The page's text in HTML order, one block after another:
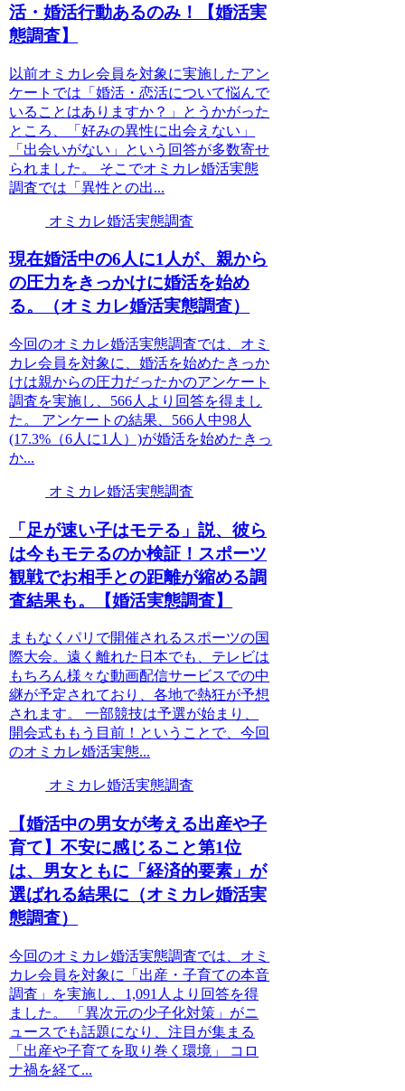
活・婚活行動あるのみ！【婚活実
態調査】
以前オミカレ会員を対象に実施したアン
ケートでは「婚活・恋活について悩んで
いることはありますか？」とうかがった
ところ、「好みの異性に出会えない」
「出会いがない」という回答が多数寄せ
られました。 そこでオミカレ婚活実態
調査では「異性との出...
オミカレ婚活実態調査
現在婚活中の6人に1人が、親から
の圧力をきっかけに婚活を始め
る。（オミカレ婚活実態調査）
今回のオミカレ婚活実態調査では、オミ
カレ会員を対象に、婚活を始めたきっか
けは親からの圧力だったかのアンケート
調査を実施し、566人より回答を得まし
た。 アンケートの結果、566人中98人
(17.3%（6人に1人）)が婚活を始めたきっ
か...
オミカレ婚活実態調査
「足が速い子はモテる」説、彼ら
は今もモテるのか検証！スポーツ
観戦でお相手との距離が縮める調
査結果も。【婚活実態調査】
まもなくパリで開催されるスポーツの国
際大会。遠く離れた日本でも、テレビは
もちろん様々な動画配信サービスでの中
継が予定されており、各地で熱狂が予想
されます。 一部競技は予選が始まり、
開会式ももう目前！ということで、今回
のオミカレ婚活実態...
オミカレ婚活実態調査
【婚活中の男女が考える出産や子
育て】不安に感じること第1位
は、男女ともに「経済的要素」が
選ばれる結果に（オミカレ婚活実
態調査）
今回のオミカレ婚活実態調査では、オミ
カレ会員を対象に「出産・子育ての本音
調査」を実施し、1,091人より回答を得
ました。 「異次元の少子化対策」がニ
ュースでも話題になり、注目が集まる
「出産や子育てを取り巻く環境」 コロ
ナ禍を経て...